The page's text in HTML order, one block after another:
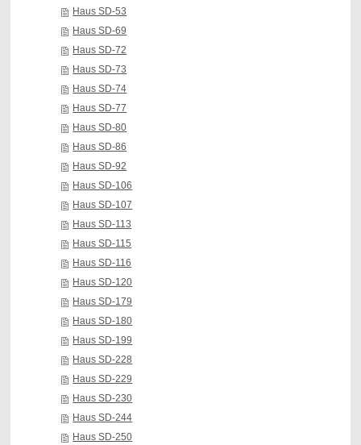
Haus SD-53
Haus SD-69
Haus SD-72
Haus SD-73
Haus SD-74
Haus SD-77
Haus SD-80
Haus SD-86
Haus SD-92
Haus SD-106
Haus SD-107
Haus SD-113
Haus SD-115
Haus SD-116
Haus SD-120
Haus SD-179
Haus SD-180
Haus SD-199
Haus SD-228
Haus SD-229
Haus SD-230
Haus SD-244
Haus SD-250